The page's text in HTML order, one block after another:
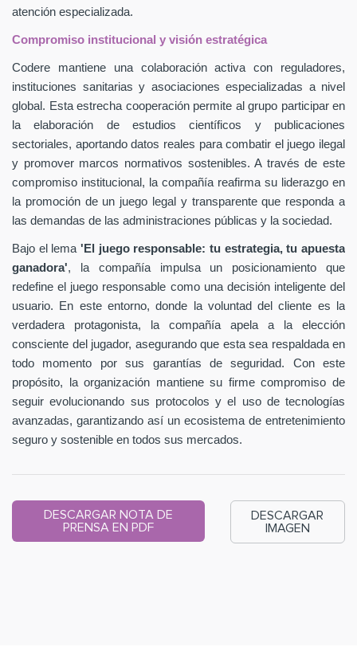
atención especializada.
Compromiso institucional y visión estratégica
Codere mantiene una colaboración activa con reguladores,
instituciones sanitarias y asociaciones especializadas a nivel
global. Esta estrecha cooperación permite al grupo participar en
la elaboración de estudios científicos y publicaciones
sectoriales, aportando datos reales para combatir el juego ilegal
y promover marcos normativos sostenibles. A través de este
compromiso institucional, la compañía reafirma su liderazgo en
la promoción de un juego legal y transparente que responda a
las demandas de las administraciones públicas y la sociedad.
Bajo el lema 'El juego responsable: tu estrategia, tu apuesta
ganadora', la compañía impulsa un posicionamiento que
redefine el juego responsable como una decisión inteligente del
usuario. En este entorno, donde la voluntad del cliente es la
verdadera protagonista, la compañía apela a la elección
consciente del jugador, asegurando que esta sea respaldada en
todo momento por sus garantías de seguridad. Con este
propósito, la organización mantiene su firme compromiso de
seguir evolucionando sus protocolos y el uso de tecnologías
avanzadas, garantizando así un ecosistema de entretenimiento
seguro y sostenible en todos sus mercados.
DESCARGAR NOTA DE
PRENSA EN PDF
DESCARGAR
IMAGEN